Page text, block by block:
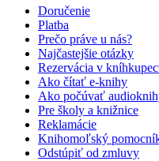
Doručenie
Platba
Prečo práve u nás?
Najčastejšie otázky
Rezervácia v
Ako čítať e-knihy
Ako počúvať
Pre školy a knižnice
Reklamácie
Knihomoľský
Odstúpiť od zmluvy